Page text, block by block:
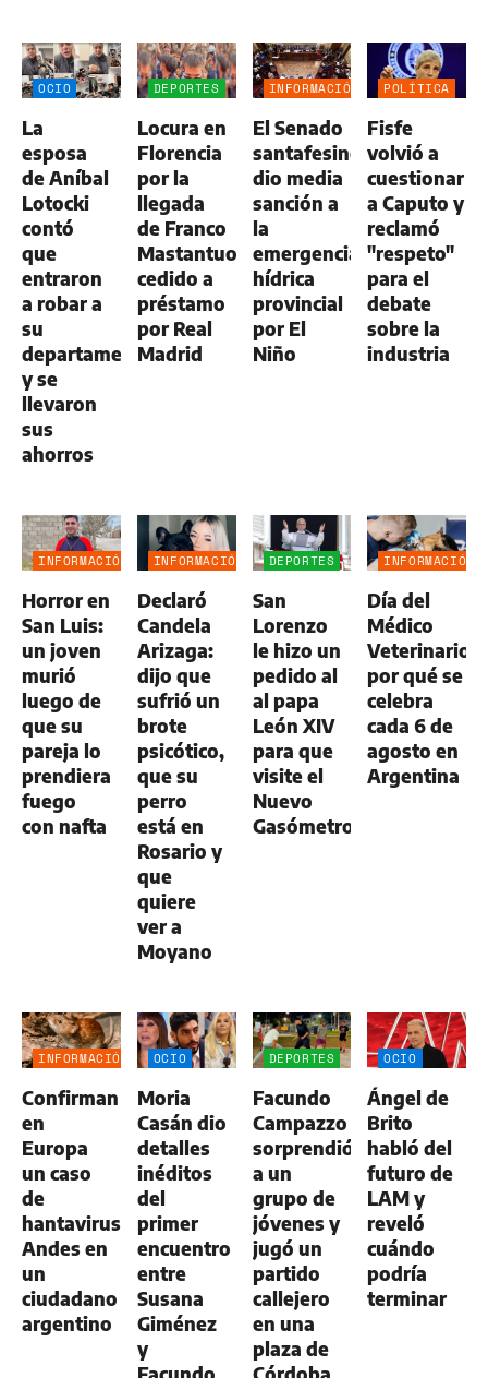
OCIO
La
esposa
de Aníbal
Lotocki
contó
que
entraron
a robar a
su
departamento
y se
llevaron
sus
ahorros
DEPORTES
Locura en
Florencia
por la
llegada
de Franco
Mastantuono,
cedido a
préstamo
por Real
Madrid
INFORMACIÓN
El Senado
santafesino
dio media
sanción a
la
emergencia
hídrica
provincial
por El
Niño
POLÍTICA
Fisfe
volvió a
cuestionar
a Caputo y
reclamó
"respeto"
para el
debate
sobre la
industria
INFORMACIÓN
Horror en
San Luis:
un joven
murió
luego de
que su
pareja lo
prendiera
fuego
con nafta
INFORMACIÓN
Declaró
Candela
Arizaga:
dijo que
sufrió un
brote
psicótico,
que su
perro
está en
Rosario y
que
quiere
ver a
Moyano
DEPORTES
San
Lorenzo
le hizo un
pedido al
al papa
León XIV
para que
visite el
Nuevo
Gasómetro
INFORMACIÓN
Día del
Médico
Veterinario:
por qué se
celebra
cada 6 de
agosto en
Argentina
INFORMACIÓN
Confirman
en
Europa
un caso
de
hantavirus
Andes en
un
ciudadano
argentino
OCIO
Moria
Casán dio
detalles
inéditos
del
primer
encuentro
entre
Susana
Giménez
y
DEPORTES
Facundo
Campazzo
sorprendió
a un
grupo de
jóvenes y
jugó un
partido
callejero
en una
plaza de
OCIO
Ángel de
Brito
habló del
futuro de
LAM y
reveló
cuándo
podría
terminar